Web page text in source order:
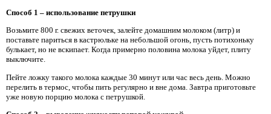
Способ 1 – использование петрушки
Возьмите 800 г. свежих веточек, залейте домашним молоком (литр) и
поставьте париться в кастрюльке на небольшой огонь, пусть потихоньку
булькает, но не вскипает. Когда примерно половина молока уйдет, плиту
выключите.
Пейте ложку такого молока каждые 30 минут или час весь день. Можно
перелить в термос, чтобы пить регулярно и вне дома. Завтра приготовьте
уже новую порцию молока с петрушкой.